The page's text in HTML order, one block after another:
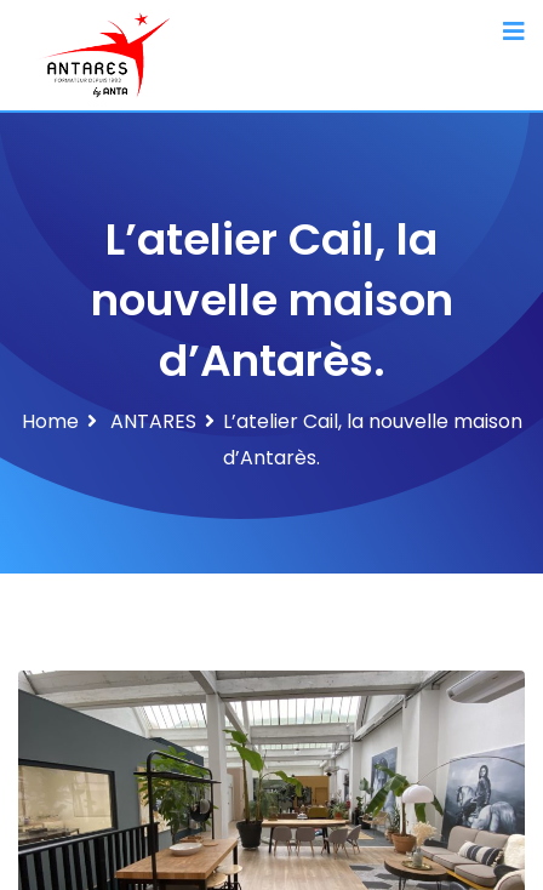
L’atelier Cail, la
nouvelle maison
d’Antarès.
Home ANTARES
L’atelier Cail, la nouvelle maison
d’Antarès.